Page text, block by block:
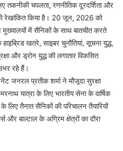
तकनीकी चपलता, रणनीतिक दूरदर्शिता और
रेखांकित किया है। 20 जून, 2026 को
मुख्यालयों में सैनिकों के साथ बातचीत करते
खतरे, साइबर चुनौतियां, सूचना युद्ध,
और ड्रोन युद्ध की लगातार विकसित
रहे हैं।
जनरल प्रतीक शर्मा ने मौजूदा सुरक्षा
यात्रा के लिए भारतीय सेना के वार्षिक
तैनात सैनिकों की परिचालन तैयारियों
बाल्टाल के अग्रिम क्षेत्रों का दौरा